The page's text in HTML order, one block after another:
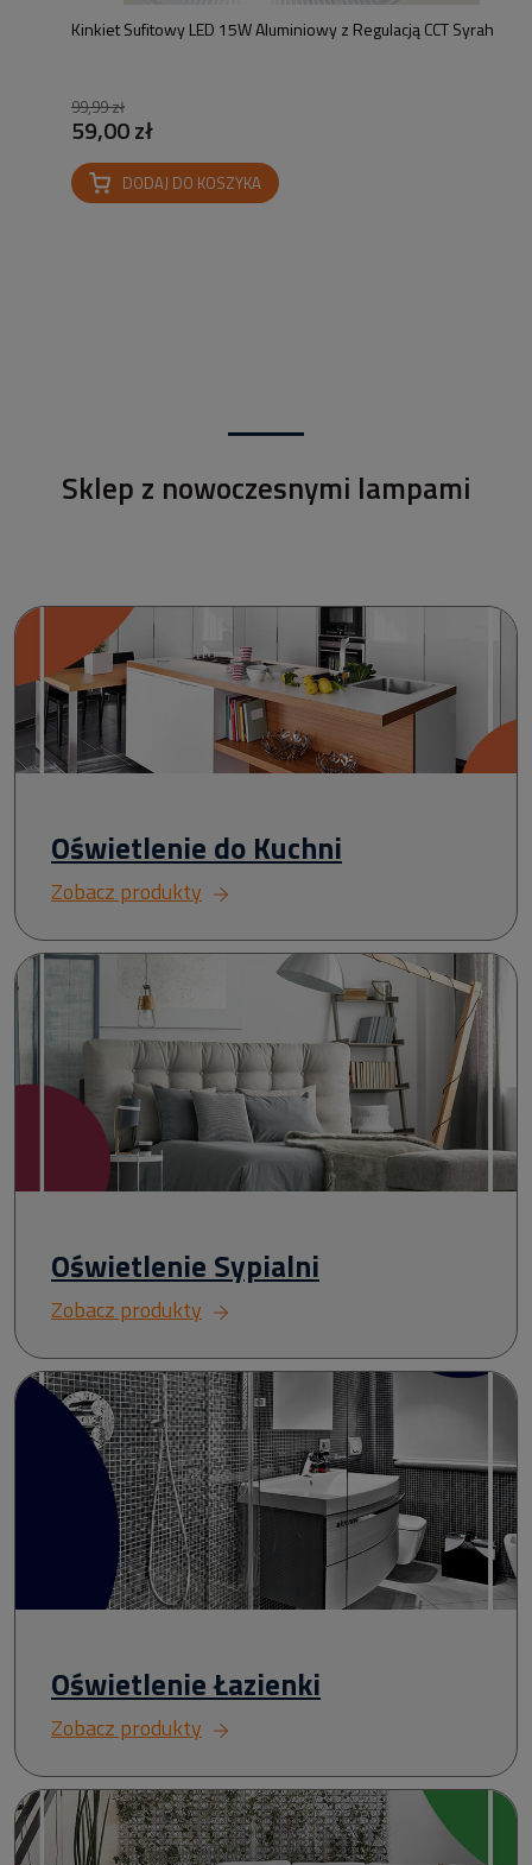
Kinkiet Sufitowy LED 15W Aluminiowy z Regulacją CCT Syrah
99,99 zł
59,00 zł
DODAJ DO KOSZYKA
Sklep z nowoczesnymi lampami
Oświetlenie do Kuchni
Zobacz produkty
Oświetlenie Sypialni
Zobacz produkty
Oświetlenie Łazienki
Zobacz produkty